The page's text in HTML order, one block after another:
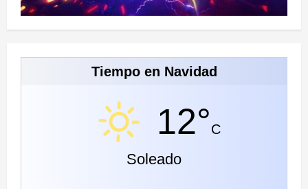
Tiempo en Navidad
12°C
Soleado